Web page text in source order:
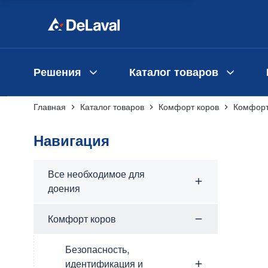
Решения Каталог товаров
Главная Каталог товаров Комфорт коров
Навигация
Все необходимое для
доения
Комфорт коров
Безопасность,
идентификация и